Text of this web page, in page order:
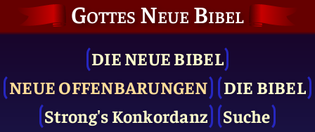
Gottes Neue Bibel
DIE NEUE BIBEL
NEUE OFFENBARUNGEN
DIE BIBEL
Strong's Konkordanz
Suche